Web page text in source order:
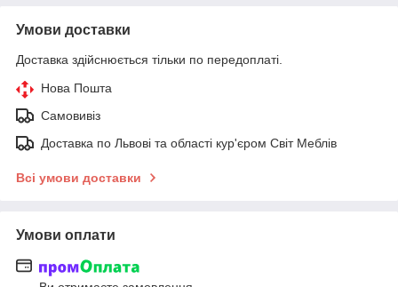
Умови доставки
Доставка здійснюється тільки по передоплаті.
Нова Пошта
Самовивіз
Доставка по Львові та області кур'єром Світ Меблів
Всі умови доставки
Умови оплати